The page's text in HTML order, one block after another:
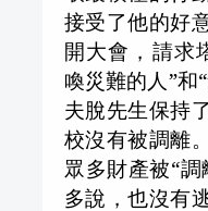
接受了他的好
開大會，請求
喚災難的人”和
夫脫先生保持
校沒有被調離
眾多財產被“
多說，也沒有